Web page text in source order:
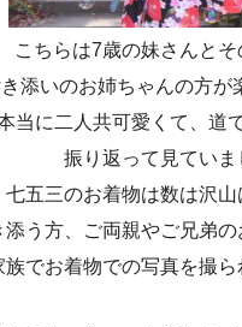
こちらは7歳の妹さんと
添いのお姉ちゃんの方が
当に二人共可愛くて、道
振り返って見ていま
七五三のお着物は数は沢
添う方、ご両親やご兄弟
族でお着物での写真を撮